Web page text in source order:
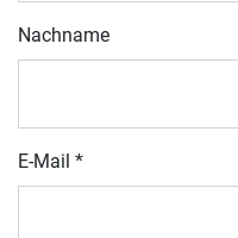
Nachname
E-Mail *